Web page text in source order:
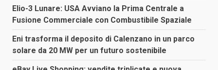
Elio-3 Lunare: USA Avviano la Prima Centrale a
Fusione Commerciale con Combustibile Spaziale
Eni trasforma il deposito di Calenzano in un parco
solare da 20 MW per un futuro sostenibile